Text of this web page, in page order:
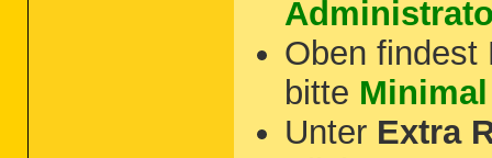
Oben
bitte
Unter Extra